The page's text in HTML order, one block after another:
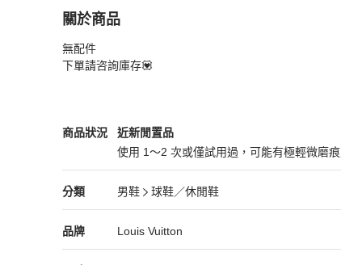
關於商品
關於Louis Vuitton路易威登 紫灰色麂皮網面運動
無配件
下單請咨詢庫存💟
商品狀況
Louis Vuitton男鞋商品狀態與細節
近新閒置品
使用 1～2 次或僅試用過，可能有極輕微磨
近新閒置品
分類
Louis Vuitton男鞋 分類資訊
男鞋
球鞋／休閒鞋
男鞋/球鞋／休閒鞋推薦
品牌
Louis Vuitton精品男鞋品牌介紹
Louis Vuitton
Louis Vuitton推薦清單